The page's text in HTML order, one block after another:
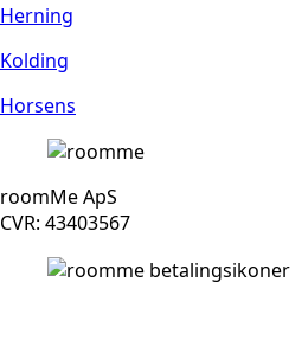
Herning
Kolding
Horsens
roomMe ApS
CVR: 43403567